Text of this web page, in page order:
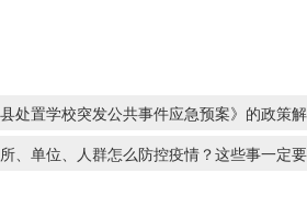
县处置学校突发公共事件应急预案》的政策
、单位、人群怎么防控疫情？这些事一定